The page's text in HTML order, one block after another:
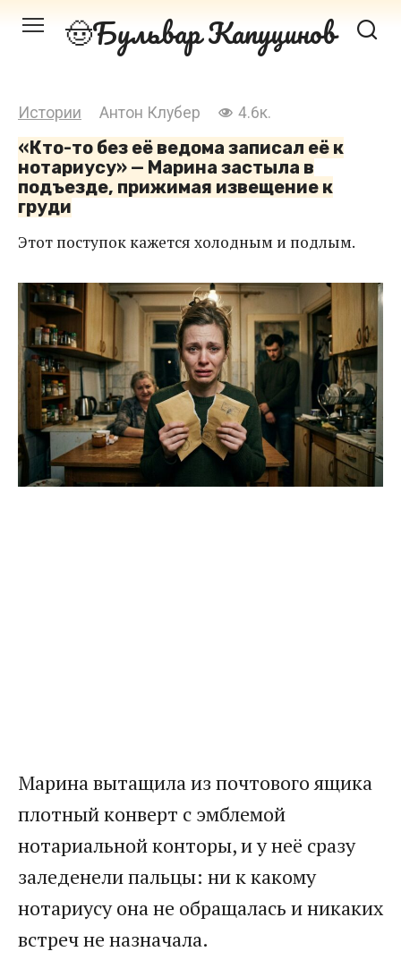
Перейти Бульвар Капуцинов
Истории Антон Клубер 4.6к.
«Кто-то без её ведома записал её к
нотариусу» — Марина застыла в
подъезде, прижимая извещение к
груди
Этот поступок кажется холодным и подлым.
Марина вытащила из почтового ящика
плотный конверт с эмблемой
нотариальной конторы, и у неё сразу
заледенели пальцы: ни к какому
нотариусу она не обращалась и никаких
встреч не назначала.